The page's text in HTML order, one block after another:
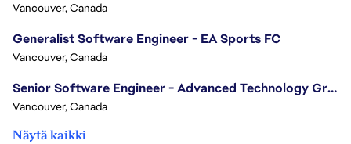
Vancouver, Canada
Generalist Software Engineer - EA Sports FC
Vancouver, Canada
Senior Software Engineer - Advanced Technology Group
Vancouver, Canada
Näytä kaikki